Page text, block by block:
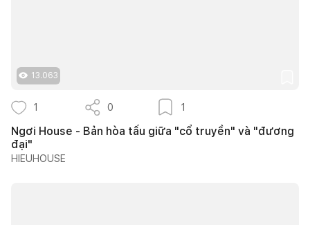
13.063
1 0 1
Ngơi House - Bản hòa tấu giữa "cổ truyền" và "đương
đại"
HIEUHOUSE